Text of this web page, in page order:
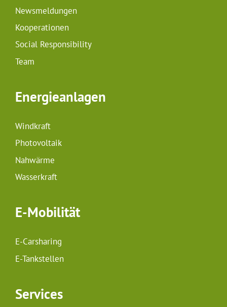
Newsmeldungen
Kooperationen
Social Responsibility
Team
Energieanlagen
Windkraft
Photovoltaik
Nahwärme
Wasserkraft
E-Mobilität
E-Carsharing
E-Tankstellen
Services